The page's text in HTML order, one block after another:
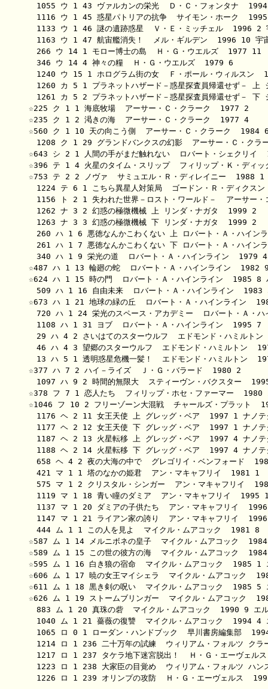
1055 ウ 1 43 ヴァルカンの栄光  Ｄ・Ｃ・フォンタナ
1116 ウ 1 45 惑星パトリアの抗争  サイモン・ホーク
1133 ウ 1 46 謎の遺跡惑星  Ｖ・Ｅ・ミッチェル  1996 2
1163 ウ 1 47 航宙艦消失！  メル・ギルデン  1996 10 宇
266 ウ 14 1 モロー博士の島  Ｈ・Ｇ・ウエルズ  1977 11
346 ウ 14 4 神々の糧  Ｈ・Ｇ・ウエルズ  1979 6
1240 ウ 15 1 ホログラム街の女  Ｆ・ポール・ウィルスン
1260 カ 5 1 プラネットハザード－惑星探査員帰還せず－ 上
1261 カ 5 2 プラネットハザード－惑星探査員帰還せず－ 下
☆225 ク 1 1 海底牧場  アーサー・Ｃ・クラーク  1977 2
☆235 ク 1 2 渇きの海  アーサー・Ｃ・クラーク  1977 4
☆560 ク 1 10 天の向こう側  アーサー・Ｃ・クラーク  1984
1208 ク 1 29 グランドバンクスの幻影  アーサー・Ｃ・ク
☆643 シ 2 1 人間の手がまだ触れない  ロバート・シェクリ
☆396 テ 1 4 火星のタイム・スリップ  フィリップ・Ｋ・デ
☆753 テ 2 2 ノヴァ  サミュエル・Ｒ・ディレイニー  1988
1224 テ 6 1 こちら異星人対策局  ゴードン・Ｒ・ディク
1156 ト 2 1 失われた世界－ロスト・ワールド－  アーサー
1262 ナ 3 2 幻惑の極微機械 上 リンダ・ナガタ  1999 2
1263 ナ 3 3 幻惑の極微機械 下 リンダ・ナガタ  1999 2
260 ハ 1 6 悪徳なんかこわくない 上 ロバート・Ａ・ハイ
261 ハ 1 7 悪徳なんかこわくない 下 ロバート・Ａ・ハイ
340 ハ 1 9 栄光の道  ロバート・Ａ・ハインライン  1979
☆487 ハ 1 13 輪廻の蛇  ロバート・Ａ・ハインライン  1982 9
☆624 ハ 1 15 時の門  ロバート・Ａ・ハインライン  1985 8
509 ハ 1 16 自由未来  ロバート・Ａ・ハインライン
☆673 ハ 1 21 地球の緑の丘  ロバート・Ａ・ハインライン
720 ハ 1 24 栄光のスペース・アカデミー  ロバート・Ａ・
1108 ハ 1 31 ヨブ  ロバート・Ａ・ハインライン  1995 7
29 ハ 4 2 さいはてのスターウルフ  エドモンド・ハミルト
46 ハ 4 3 望郷のスターウルフ  エドモンド・ハミルトン
13 ハ 5 1 透明惑星危機一髪！  エドモンド・ハミルトン
☆377 ハ 7 2 ハイ－ライズ  Ｊ・Ｇ・バラード  1980 2
1097 ハ 9 2 時間的無限大  スティーヴン・バクスター
☆378 フ 7 1 恋人たち  フィリップ・ホセ・ファーマー
☆1046 フ 10 2 フリーゾーン大混戦  チャールズ・プラット
1176 ヘ 2 11 女王天使 上 グレッグ・ベア  1997 1 ナノテ
1177 ヘ 2 12 女王天使 下 グレッグ・ベア  1997 1 ナノテ
1187 ヘ 2 13 火星転移 上 グレッグ・ベア  1997 4 ナノテ
1188 ヘ 2 14 火星転移 下 グレッグ・ベア  1997 4 ナノテ
658 ヘ 4 2 夜の大海の中で  グレゴリイ・ベンフォード
421 マ 1 1 塔のなかの姫君  アン・マキャフリイ  1981 1
575 マ 1 2 クリスタル・シンガー  アン・マキャフリイ
1119 マ 1 18 青い瞳のダミア  アン・マキャフリイ  1995
1137 マ 1 20 ダミアの子供たち  アン・マキャフリイ
1147 マ 1 21 ライアン家の誇り  アン・マキャフリイ
444 ム 1 1 この人を見よ  マイクル・ムアコック  1981 8
☆587 ム 1 14 メルニボネの皇子  マイクル・ムアコック  1984
☆589 ム 1 15 この世の彼方の海  マイクル・ムアコック  1984
☆595 ム 1 16 白き狼の宿命  マイクル・ムアコック  1985 1
☆606 ム 1 17 暁の女王マイシェラ  マイクル・ムアコック
☆611 ム 1 18 黒き剣の呪い  マイクル・ムアコック  1985 5
☆626 ム 1 19 ストームブリンガー  マイクル・ムアコック
883 ム 1 20 真珠の砦  マイクル・ムアコック  1990 9 エル
1040 ム 1 21 薔薇の復讐  マイクル・ムアコック  1994 4
1065 ロ 0 1 ローダン・ハンドブック  早川書房編集部
1214 ロ 1 236 二十万年の試練  ウィリアム・フォルツ クラ
1217 ロ 1 237 タケラ地下迷宮脱出！  Ｈ・Ｇ・エーヴェル
1223 ロ 1 238 大家臣の目覚め  ウィリアム・フォルツ ハン